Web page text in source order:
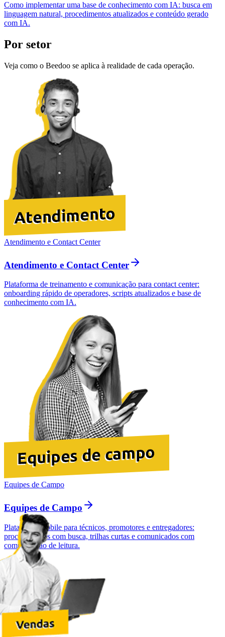
Como implementar uma base de conhecimento com IA: busca em
linguagem natural, procedimentos atualizados e conteúdo gerado
com IA.
Por setor
Veja como o Beedoo se aplica à realidade de cada operação.
Atendimento e Contact Center
Atendimento e Contact Center
Plataforma de treinamento e comunicação para contact center:
onboarding rápido de operadores, scripts atualizados e base de
conhecimento com IA.
Equipes de Campo
Equipes de Campo
Plataforma mobile para técnicos, promotores e entregadores:
procedimentos com busca, trilhas curtas e comunicados com
comprovação de leitura.